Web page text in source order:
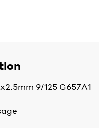
9/125 G657A1